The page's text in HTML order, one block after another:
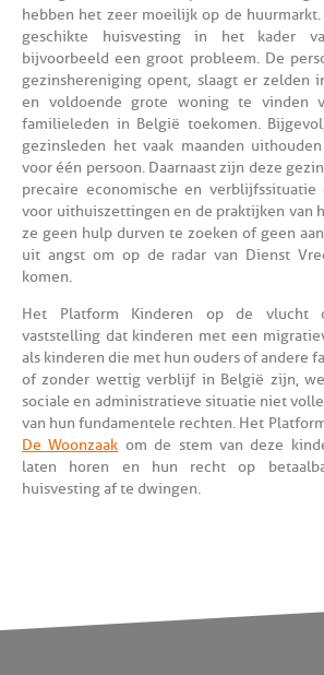
hebben het zeer moeilijk op de
geschikte huisvesting in het kader
bijvoorbeeld een groot probleem. De
gezinshereniging opent, slaagt er zelden
en voldoende grote woning te vinden
familieleden in België toekomen.
gezinsleden het vaak maanden
voor één persoon. Daarnaast zijn deze
precaire economische en verblijfssituatie
voor uithuiszettingen en de praktijken van
ze geen hulp durven te zoeken of geen
uit angst om op de radar van Dienst
komen.
Het Platform Kinderen op de vlucht
vaststelling dat kinderen met een
als kinderen die met hun ouders of andere
of zonder wettig verblijf in België zijn,
sociale en administratieve situatie niet
van hun fundamentele rechten. Het
De Woonzaak om de stem van deze
laten horen en hun recht op
huisvesting af te dwingen.